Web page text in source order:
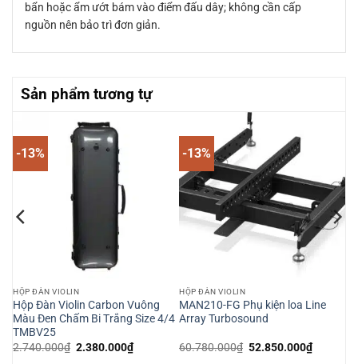
bẩn hoặc ẩm ướt bám vào điểm đấu dây; không cần cấp
nguồn nên bảo trì đơn giản.
Sản phẩm tương tự
-13%
HỘP ĐÀN VIOLIN
Hộp Đàn Violin Carbon Vuông
Màu Đen Chấm Bi Trắng Size 4/4
TMBV25
2.740.000₫ Giá
2.380.000₫Giá
hiện
-13%
HỘP ĐÀN VIOLIN
MAN210-FG Phụ kiện loa Line
Array Turbosound
60.780.000₫ Giá
52.850.000₫Giá
hiện